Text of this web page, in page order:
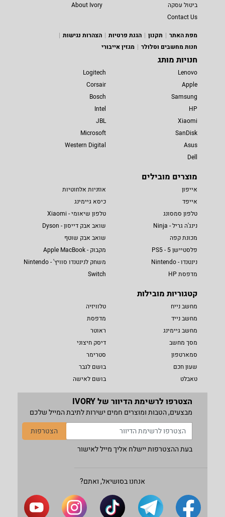
ביטול עסקה
About Ivory
Contact Us
מפת האתר
תקנון הגנת פרטיות
הצהרות נגישות
חנות מחשבים וסלולר
מגזין אייבורי
חנויות מותג
Lenovo
Apple
Samsung
HP
Xiaomi
SanDisk
Asus
Dell
Logitech
Corsair
Bosch
Intel
JBL
Microsoft
Western Digital
מוצרים מובילים
אייפון
אייפד
טלפון סמסונג
נינג'ה גריל - Ninja
מכונת קפה
פלסטיישן 5 - PS5
נינטנדו - Nintendo
מדפסת HP
אוזניות אלחוטיות
כיסא גיימינג
טלפון שיאומי - Xiaomi
שואב אבק דייסון - Dyson
שואב אבק שוטף
מקבוק - Apple MacBook
משחק לנינטנדו סוויץ' - Nintendo
Switch
קטגוריות מובילות
מחשב נייח
מחשב נייד
מחשב גיימינג
מסך מחשב
סמארטפון
שעון חכם
טאבלט
טלוויזיה
מדפסת
ראוטר
דיסק חיצוני
סטרימר
בושם לגבר
בושם לאישה
הצטרפו לרשימת הדיוור של IVORY
מבצעים, הטבות ומוצרים חמים ישירות לתיבת המייל שלכם
הצטרפות
בעת ההצטרפות יישלח אליך מייל לאישור
אנחנו בסושיאל, ואתם?